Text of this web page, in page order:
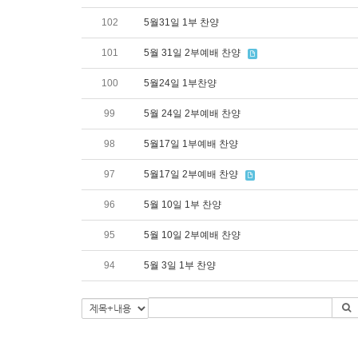
102 5월31일 1부 찬양
101 5월 31일 2부예배 찬양
100 5월24일 1부찬양
99 5월 24일 2부예배 찬양
98 5월17일 1부예배 찬양
97 5월17일 2부예배 찬양
96 5월 10일 1부 찬양
95 5월 10일 2부예배 찬양
94 5월 3일 1부 찬양